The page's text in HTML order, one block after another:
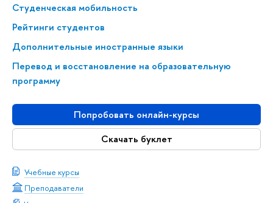
Студенческая мобильность
Рейтинги студентов
Дополнительные иностранные языки
Перевод и восстановление на образовательную
программу
Попробовать онлайн-курсы
Скачать буклет
Учебные курсы
Преподаватели